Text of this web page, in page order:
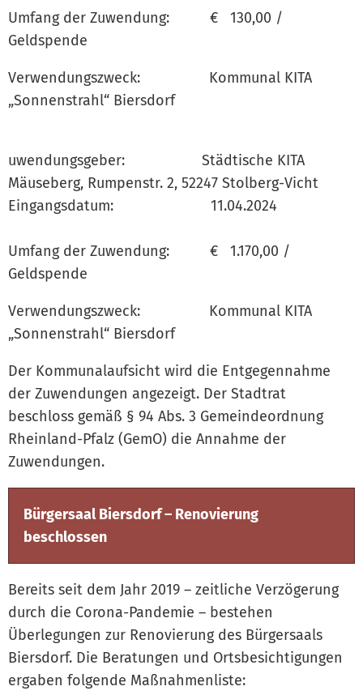
Umfang der Zuwendung: € 130,00 /
Geldspende
Verwendungszweck: Kommunal KITA
„Sonnenstrahl“ Biersdorf
uwendungsgeber: Städtische KITA
Mäuseberg, Rumpenstr. 2, 52247 Stolberg-Vicht
Eingangsdatum: 11.04.2024
Umfang der Zuwendung: € 1.170,00 /
Geldspende
Verwendungszweck: Kommunal KITA
„Sonnenstrahl“ Biersdorf
Der Kommunalaufsicht wird die Entgegennahme
der Zuwendungen angezeigt. Der Stadtrat
beschloss gemäß § 94 Abs. 3 Gemeindeordnung
Rheinland-Pfalz (GemO) die Annahme der
Zuwendungen.
Bürgersaal Biersdorf – Renovierung
beschlossen
Bereits seit dem Jahr 2019 – zeitliche Verzögerung
durch die Corona-Pandemie – bestehen
Überlegungen zur Renovierung des Bürgersaals
Biersdorf. Die Beratungen und Ortsbesichtigungen
ergaben folgende Maßnahmenliste: